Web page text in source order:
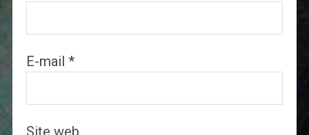
E-mail *
Site web